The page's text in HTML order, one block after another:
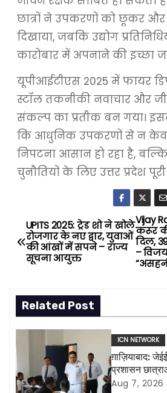
छात्रों ने उपकरणों को छूकर
दिखाया, जबकि उद्योग
कारोबार में अपनाने की इच्छा
यूपीआईटीएस 2025 में फायर
स्टॉल तकनीकी नवाचार और
संकल्प का प्रतीक बन गया।
कि आधुनिक उपकरणों से न
निपटना आसान हो रहा है,
चुनौतियों के लिए उत्तर प्रदेश
P
o
t
n
a
v
Vijay
करूर
दिल,
–
UPITS 2025: ट्रेड शो ने खोले
रोजगार के नए द्वार, युवाओं
की आंखों में सपने – राज्य
सूचना आयुक्त
Related Post
ICN NETWORK
ग़ाज़ियाबाद:
प्रशासन
Aug 7, 2026